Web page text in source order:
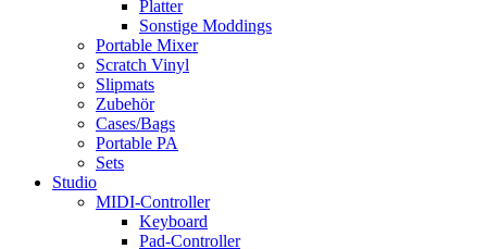
Platter
Sonstige Moddings
Portable Mixer
Scratch Vinyl
Slipmats
Zubehör
Cases/Bags
Portable PA
Sets
Studio
MIDI-Controller
Keyboard
Pad-Controller